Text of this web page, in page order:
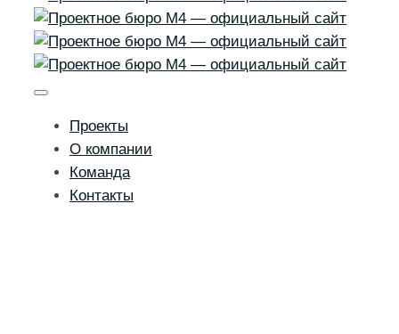
Проекты
О компании
Команда
Контакты